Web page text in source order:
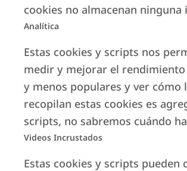
Soy Property
Si ya es Property
hacer crecer u
Más información
cookies no almacenan
Analítica
Estas cookies y scripts nos
medir y mejorar el rendimiento
y menos populares y ver
recopilan estas cookies es
scripts, no sabremos cuándo
Videos Incrustados
Estas cookies y scripts